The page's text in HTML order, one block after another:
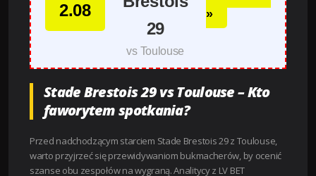
2.08
29
vs Toulouse
»
Stade Brestois 29 vs Toulouse – Kto
faworytem spotkania?
Przed nadchodzącym starciem Stade Brestois 29 z Toulouse,
warto przyjrzeć się przewidywaniom bukmacherów, by ocenić
szanse obu zespołów na wygraną. Analitycy z LV BET